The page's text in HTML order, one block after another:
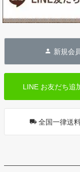
新規会
LINE お友だち追
全国一律送